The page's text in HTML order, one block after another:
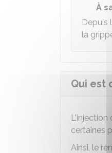
À
Depuis
la
Qui est
L'injection
certaines
Ainsi, le